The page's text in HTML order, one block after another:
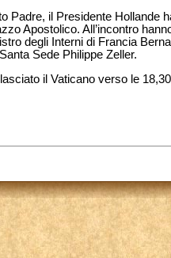
Padre, il Presidente
Apostolico. All’incontro
degli Interni di Francia
Sede Philippe Zeller.
il Vaticano verso le